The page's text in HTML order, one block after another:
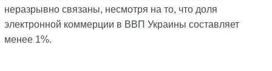
неразрывно связаны, несмотря на то, что доля
электронной коммерции в ВВП Украины составляет
менее 1%.